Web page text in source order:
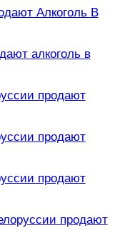
Алкоголь В
алкоголь в
продают
продают
продают
продают